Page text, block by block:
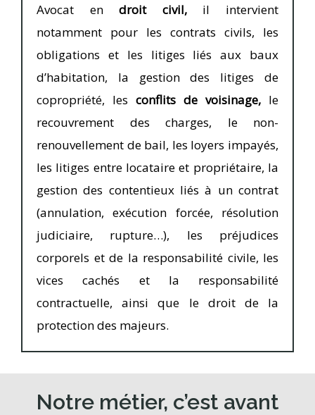
Avocat endroit civil,il intervient
notamment pour les contrats civils, les
obligations et les litiges liés aux baux
d’habitation, la gestion des litiges de
copropriété, les conflits de voisinage, le
recouvrement des charges, le non-
renouvellement de bail, les loyers impayés,
les litiges entre locataire et propriétaire, la
gestion des contentieux liés à un contrat
(annulation, exécution forcée, résolution
judiciaire, rupture…), les préjudices
corporels et de la responsabilité civile, les
vices cachés et la responsabilité
contractuelle, ainsi que le droit de la
protection des majeurs.
Notre métier, c’est avant